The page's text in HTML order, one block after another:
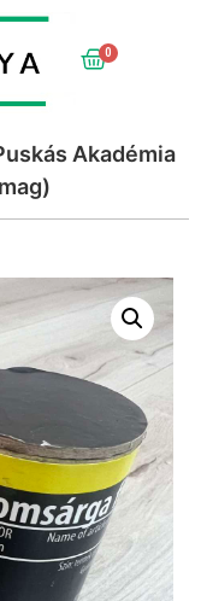
0
Akadémia